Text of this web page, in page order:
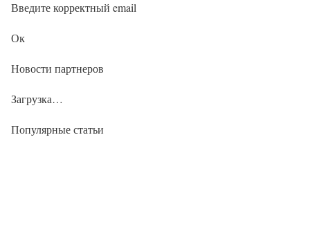
Введите корректный email
Ок
Новости партнеров
Загрузка…
Популярные статьи